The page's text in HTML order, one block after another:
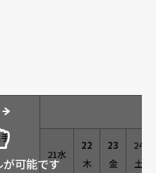
21水
22
木
23
金
24
土
可能です